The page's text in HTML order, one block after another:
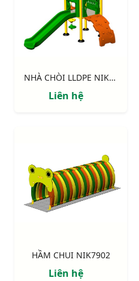
NHÀ CHÒI LLDPE NIK113041N
Liên hệ
HẦM CHUI NIK7902
Liên hệ